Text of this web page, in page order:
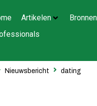
Artikelen Bronnen
Nieuwsbericht dating